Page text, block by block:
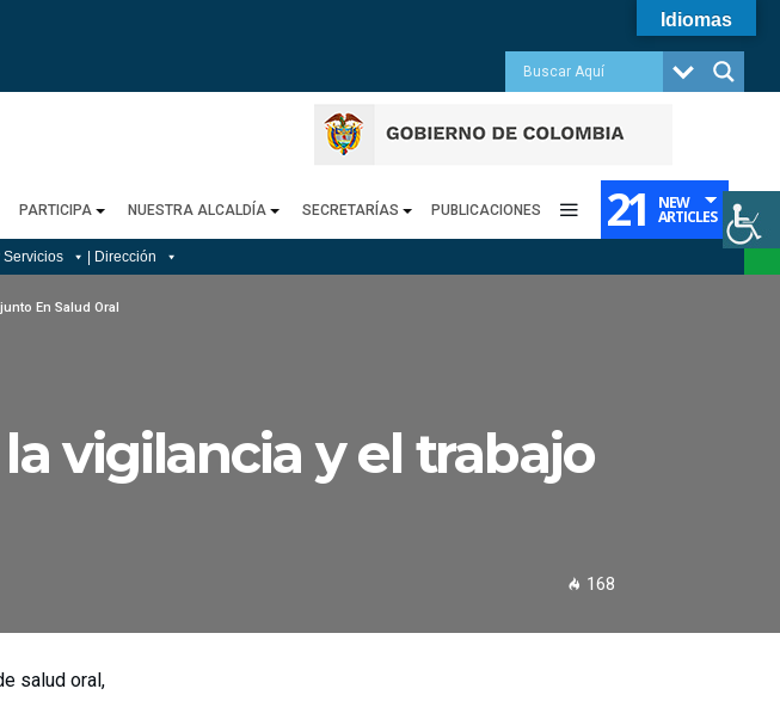
PARTICIPA NUESTRA ALCALDÍA SECRETARÍAS PUBLICACIONES 21 NEW
ARTICLES
Servicios | Dirección
En Salud Oral
vigilancia y el trabajo
168
salud oral,
Idiomas